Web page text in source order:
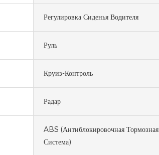
Регулировка Сиденья Водителя
Руль
Круиз-Контроль
Радар
ABS (антиблокировочная Тормозная
Система)